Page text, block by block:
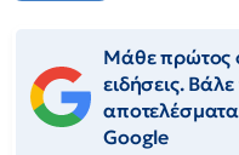
Μάθε πρώτος
ειδήσεις.
Google